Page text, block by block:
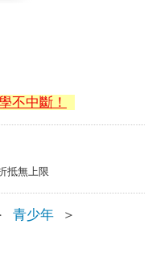
不中斷！
抵無上限
青少年
＞